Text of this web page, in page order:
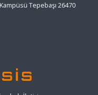
Tepebaşı 26470